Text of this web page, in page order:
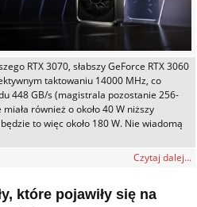
RTX 3070, słabszy GeForce RTX 3060
taktowaniu 14000 MHz, co
448 GB/s (magistrala pozostanie 256-
również o około 40 W niższy
to więc około 180 W. Nie wiadomą
Czytaj dalej...
które pojawiły się na